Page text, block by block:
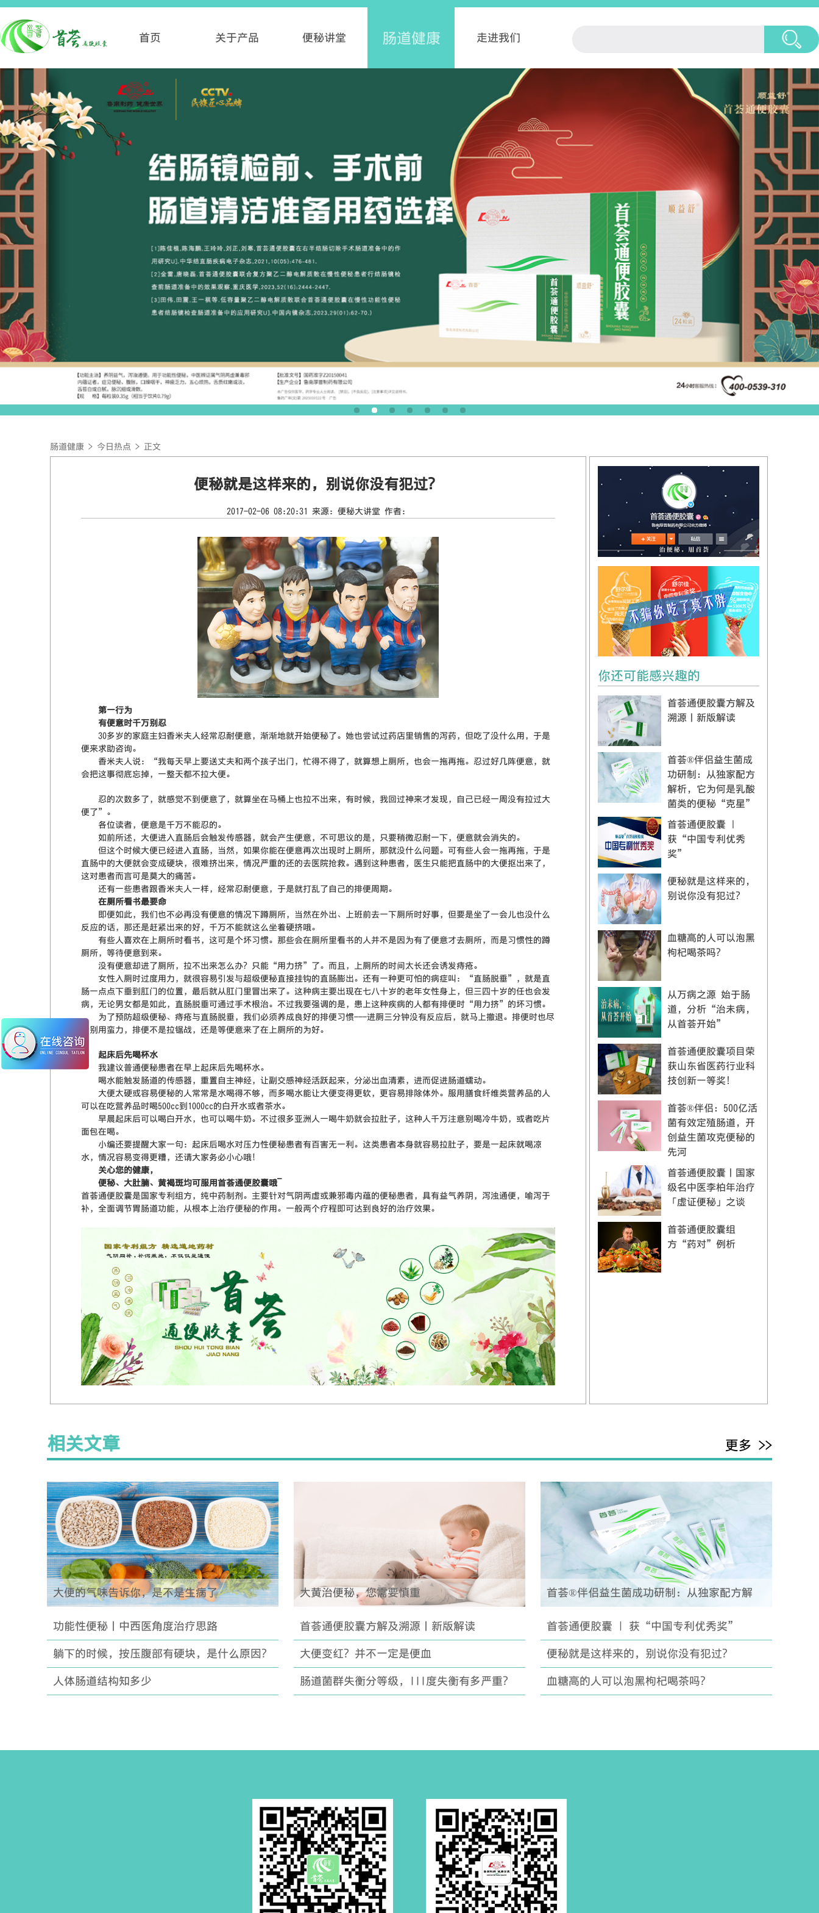
首页 关于产品 便秘讲堂 肠道健康 走进我们
肠道健康 > 今日热点 > 正文
便秘就是这样来的，别说你没有犯过？
2017-02-06 08:20:31 来源：便秘大讲堂 作者：
第一行为
有便意时千万别忍
30多岁的家庭主妇香米夫人经常忍耐便意，渐渐地就开始便秘了。她也尝试过药店里销售的泻药，但吃了没什么用，于是
便来求助咨询。
香米夫人说：“我每天早上要送丈夫和两个孩子出门，忙得不得了，就算想上厕所，也会一拖再拖。忍过好几阵便意，就
会把这事彻底忘掉，一整天都不拉大便。
忍的次数多了，就感觉不到便意了，就算坐在马桶上也拉不出来，有时候，我回过神来才发现，自己已经一周没有拉过大
便了”。
各位读者，便意是千万不能忍的。
如前所述，大便进入直肠后会触发传感器，就会产生便意，不可思议的是，只要稍微忍耐一下，便意就会消失的。
但这个时候大便已经进入直肠，当然，如果你能在便意再次出现时上厕所，那就没什么问题。可有些人会一拖再拖，于是
直肠中的大便就会变成硬块，很难挤出来，情况严重的还的去医院抢救。遇到这种患者，医生只能把直肠中的大便抠出来了，
这对患者而言可是莫大的痛苦。
还有一些患者跟香米夫人一样，经常忍耐便意，于是就打乱了自己的排便周期。
在厕所看书最要命
即便如此，我们也不必再没有便意的情况下蹲厕所，当然在外出、上班前去一下厕所时好事，但要是坐了一会儿也没什么
反应的话，那还是赶紧出来的好，千万不能就这么坐着硬挤哦。
有些人喜欢在上厕所时看书，这可是个坏习惯。那些会在厕所里看书的人并不是因为有了便意才去厕所，而是习惯性的蹲
厕所，等待便意到来。
没有便意却进了厕所，拉不出来怎么办？只能“用力挤”了。而且，上厕所的时间太长还会诱发痔疮。
女性入厕时过度用力，就很容易引发与超级便秘直接挂钩的直肠膨出。还有一种更可怕的病症叫：“直肠脱垂”，就是直
肠一点点下垂到肛门的位置，最后就从肛门里冒出来了。这种病主要出现在七八十岁的老年女性身上，但三四十岁的任也会发
病，无论男女都是如此，直肠脱垂可通过手术根治。不过我要强调的是，患上这种疾病的人都有排便时“用力挤”的坏习惯。
为了预防超级便秘、痔疮与直肠脱垂，我们必须养成良好的排便习惯---进厕三分钟没有反应后，就马上撤退。排便时也尽
量别用蛮力，排便不是拉锯战，还是等便意来了在上厕所的为好。
起床后先喝杯水
我建议普通便秘患者在早上起床后先喝杯水。
喝水能触发肠道的传感器，重置自主神经，让副交感神经活跃起来，分泌出血清素，进而促进肠道蠕动。
大便太硬或容易便秘的人常常是水喝得不够，而多喝水能让大便变得更软，更容易排除体外。服用膳食纤维类营养品的人
可以在吃营养品时喝500cc到1000cc的白开水或者茶水。
早晨起床后可以喝白开水，也可以喝牛奶。不过很多亚洲人一喝牛奶就会拉肚子，这种人千万注意别喝冷牛奶，或者吃片
面包在喝。
小编还要提醒大家一句：起床后喝水对压力性便秘患者有百害无一利。这类患者本身就容易拉肚子，要是一起床就喝凉
水，情况容易变得更糟，还请大家务必小心哦！
关心您的健康，
便秘、大肚腩、黄褐斑均可服用首荟通便胶囊哦~
首荟通便胶囊是国家专利组方，纯中药制剂。主要针对气阴两虚或兼邪毒内蕴的便秘患者，具有益气养阴，泻浊通便，喻泻于
补，全面调节胃肠道功能，从根本上治疗便秘的作用。一般两个疗程即可达到良好的治疗效果。
你还可能感兴趣的
首荟通便胶囊方解及
溯源丨新版解读
首荟®伴侣益生菌成
功研制：从独家配方
解析，它为何是乳酸
菌类的便秘“克星”
首荟通便胶囊 |
获“中国专利优秀
奖”
便秘就是这样来的，
别说你没有犯过？
血糖高的人可以泡黑
枸杞喝茶吗？
从万病之源 始于肠
道，分析“治未病，
从首荟开始”
首荟通便胶囊项目荣
获山东省医药行业科
技创新一等奖！
首荟®伴侣：500亿活
菌有效定殖肠道，开
创益生菌攻克便秘的
先河
首荟通便胶囊丨国家
级名中医李柏年治疗
「虚证便秘」之谈
首荟通便胶囊组
方“药对”例析
相关文章 更多 >>
大便的气味告诉你，是不是生病了
功能性便秘丨中西医角度治疗思路
躺下的时候，按压腹部有硬块，是什么原因？
人体肠道结构知多少
大黄治便秘，您需要慎重
首荟通便胶囊方解及溯源丨新版解读
大便变红？并不一定是便血
肠道菌群失衡分等级，III度失衡有多严重？
首荟®伴侣益生菌成功研制：从独家配方解
析，它为何是乳酸菌类的便秘“克星”
首荟通便胶囊 | 获“中国专利优秀奖”
便秘就是这样来的，别说你没有犯过？
血糖高的人可以泡黑枸杞喝茶吗？